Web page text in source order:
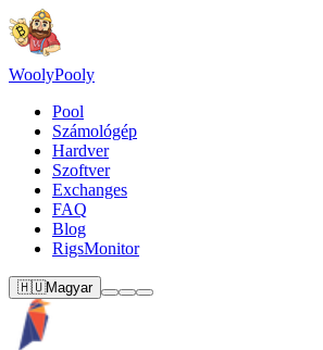
WoolyPooly
Pool
Számológép
Hardver
Szoftver
Exchanges
FAQ
Blog
RigsMonitor
🇭🇺Magyar